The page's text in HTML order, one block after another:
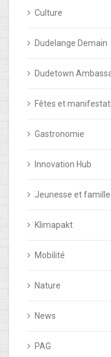
Culture
Dudelange Demain
Dudetown
Fêtes et
Gastronomie
Innovation Hub
Jeunesse et famille
Klimapakt
Mobilité
Nature
News
PAG